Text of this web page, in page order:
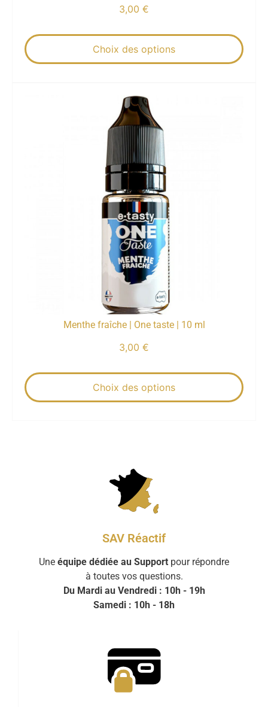
3,00 €
Choix des options
Menthe fraîche | One taste | 10 ml
3,00 €
Choix des options
SAV Réactif
Une équipe dédiée au Support pour répondre
à toutes vos questions.
Du Mardi au Vendredi : 10h - 19h
Samedi : 10h - 18h